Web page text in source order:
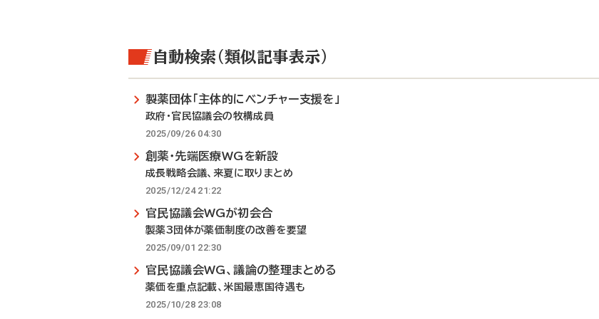
自動検索（類似記事表示）
製薬団体「主体的にベンチャー支援を」
政府・官民協議会の牧構成員
2025/09/26 04:30
創薬・先端医療WGを新設
成長戦略会議、来夏に取りまとめ
2025/12/24 21:22
官民協議会WGが初会合
製薬3団体が薬価制度の改善を要望
2025/09/01 22:30
官民協議会WG、議論の整理まとめる
薬価を重点記載、米国最恵国待遇も
2025/10/28 23:08